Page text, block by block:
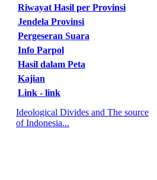
Riwayat Hasil per Provinsi
Jendela Provinsi
Pergeseran Suara
Info Parpol
Hasil dalam Peta
Kajian
Link - link
Ideological Divides and The source
of Indonesia...